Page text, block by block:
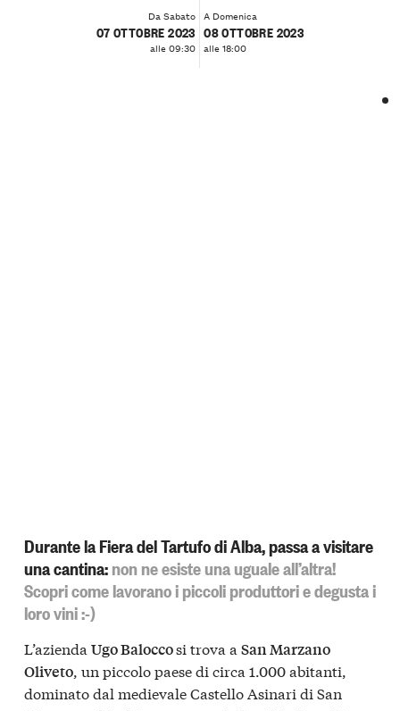
Da Sabato
07 OTTOBRE 2023
alle 09:30
A Domenica
08 OTTOBRE 2023
alle 18:00
Durante la Fiera del Tartufo di Alba, passa a visitare
una cantina:non ne esiste una uguale all’altra!
Scopri come lavorano i piccoli produttori e degusta i
loro vini :-)
L’azienda Ugo Baloccosi trova a San Marzano
Oliveto, un piccolo paese di circa 1.000 abitanti,
dominato dal medievaleCastello Asinari di San